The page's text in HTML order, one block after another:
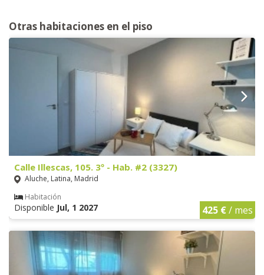
Otras habitaciones en el piso
Calle Illescas, 105. 3º - Hab. #2 (3327)
Aluche, Latina, Madrid
Habitación
Disponible Jul, 1 2027 425 €/ mes